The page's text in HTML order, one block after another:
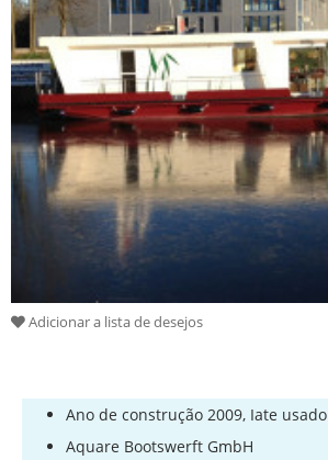
Adicionar a lista de desejos
Ano de construção 2009, Iate usado
Aquare Bootswerft GmbH